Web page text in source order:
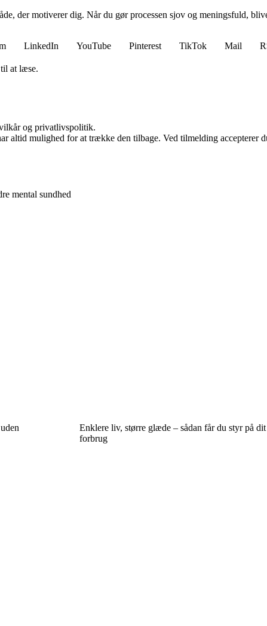
der motiverer dig. Når du gør processen sjov og meningsfuld,
LinkedIn YouTube Pinterest TikTok Mail
at læse.
og privatlivspolitik.
altid mulighed for at trække den tilbage. Ved tilmelding accepterer
mental sundhed
Enklere liv, større glæde – sådan får du styr på dit
forbrug